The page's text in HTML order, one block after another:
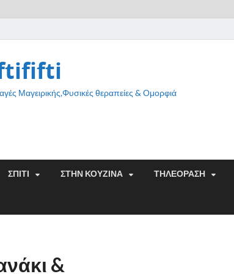
Μαγειρικής,Φυσικές θεραπείες & Ομορφιά
ΣΠΙΤΙ ΣΤΗΝ ΚΟΥΖΙΝΑ ΤΗΛΕΟΡΑΣΗ
&